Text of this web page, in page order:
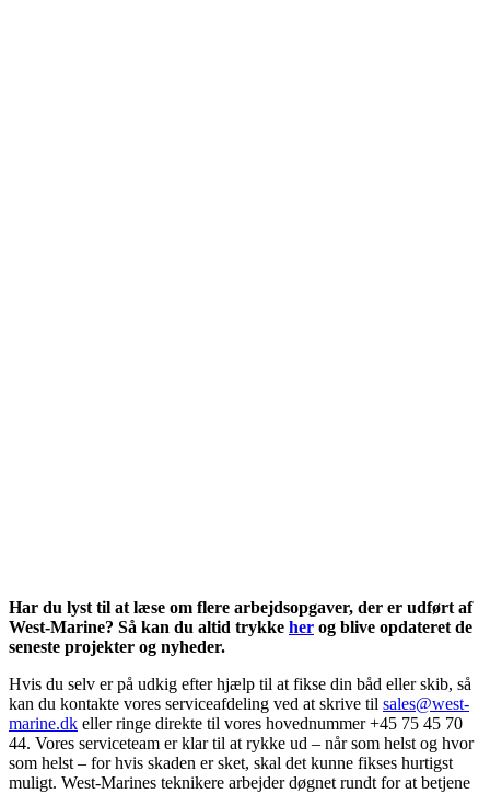
Har du lyst til at læse om flere arbejdsopgaver, der er udført af
West-Marine? Så kan du altid trykke her og blive opdateret de
seneste projekter og nyheder.
Hvis du selv er på udkig efter hjælp til at fikse din båd eller skib, så
kan du kontakte vores serviceafdeling ved at skrive til sales@west-
marine.dk eller ringe direkte til vores hovednummer +45 75 45 70
44. Vores serviceteam er klar til at rykke ud – når som helst og hvor
som helst – for hvis skaden er sket, skal det kunne fikses hurtigst
muligt. West-Marines teknikere arbejder døgnet rundt for at betjene